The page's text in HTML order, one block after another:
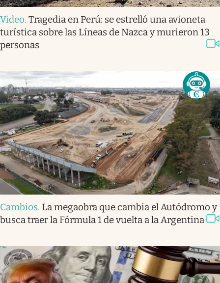
Video. Tragedia en Perú: se estrelló una avioneta
turística sobre las Líneas de Nazca y murieron 13
personas
Cambios. La megaobra que cambia el Autódromo y
busca traer la Fórmula 1 de vuelta a la Argentina